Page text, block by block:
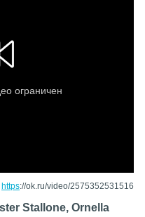
https://ok.ru/video/2575352531516
Stallone, Ornella